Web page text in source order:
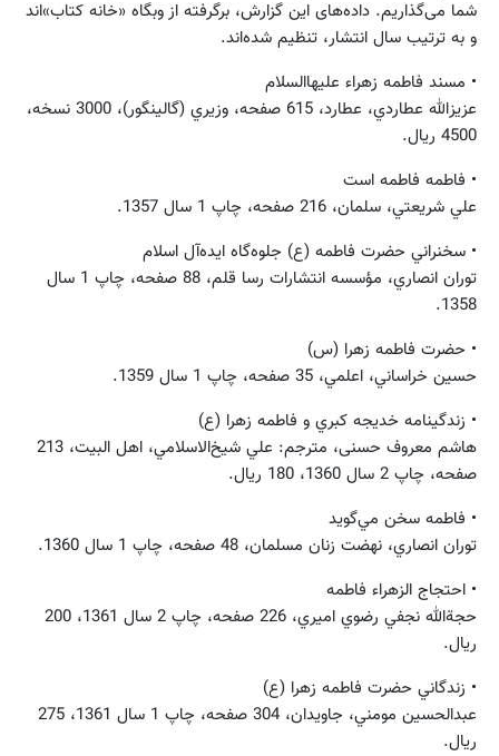
شما می‌گذاریم. داده‌های این گزارش، برگرفته از وبگاه «خانه کتاب»اند
و به ترتیب سال انتشار،‌ تنظیم شده‌اند.
• مسند فاطمه زهراء عليهاالسلام
عزيزالله عطاردي، عطارد، 615 صفحه، وزيري (گالينگور)، 3000 نسخه،
4500 ريال.
• فاطمه فاطمه است
علي شريعتي، سلمان، 216 صفحه، چاپ 1 سال 1357.
• سخنراني حضرت فاطمه (ع) جلوه‌گاه ايده‌آل اسلام
توران انصاري، مؤسسه انتشارات رسا قلم، 88 صفحه، چاپ 1 سال
1358.
• حضرت فاطمه زهرا (س)
حسين خراساني، اعلمي، 35 صفحه، چاپ 1 سال 1359.
• زندگينامه خديجه كبري و فاطمه زهرا (ع)
هاشم‌ معروف حسنی، مترجم: علي شيخ‌الاسلامي، اهل البيت، 213
صفحه، چاپ 2 سال 1360، 180 ريال.
• فاطمه سخن مي‌گويد
توران انصاري، نهضت زنان مسلمان، 48 صفحه، چاپ 1 سال 1360.
• احتجاج الزهراء فاطمه
حجةالله نجفي ‌رضوي ‌اميري، 226 صفحه، چاپ 2 سال 1361، 200
ريال.
• زندگاني حضرت فاطمه زهرا (ع)
عبدالحسين مومني، جاويدان، 304 صفحه، چاپ 1 سال 1361، 275
ريال.